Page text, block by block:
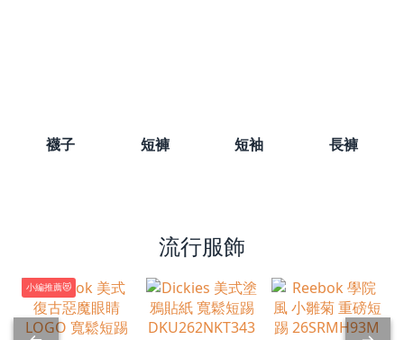
襪子 短褲 短袖 長褲
流行服飾
小編推薦😻